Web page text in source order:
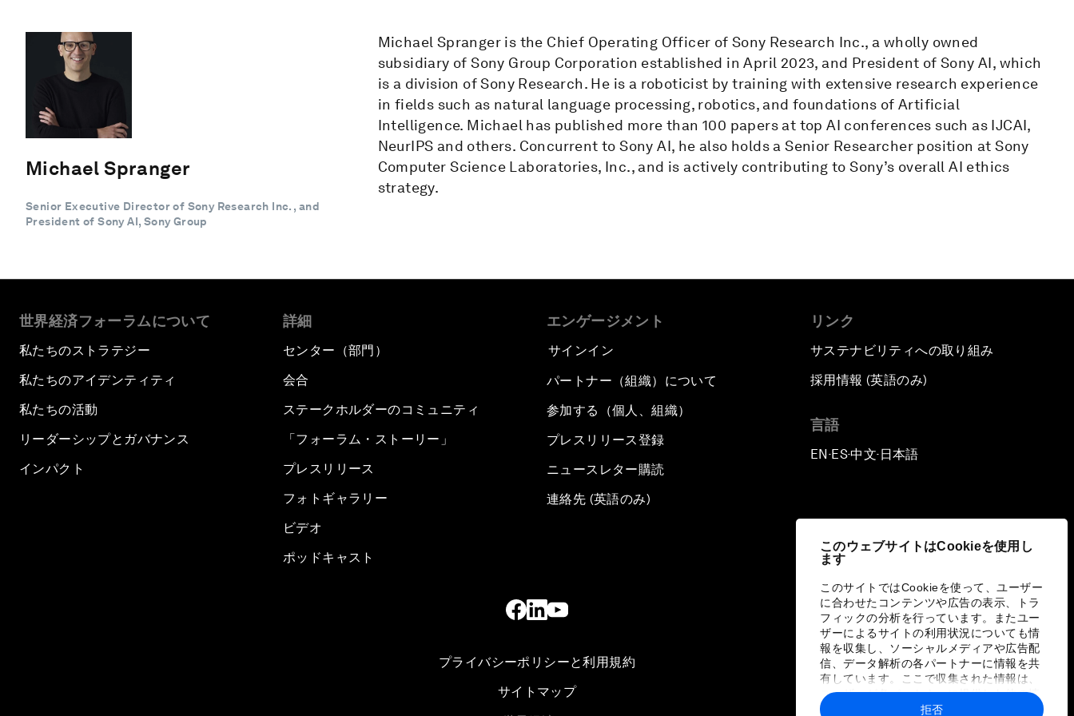
このウェブサイトはCookieを使用し
ます
このサイトではCookieを使って、ユーザー
に合わせたコンテンツや広告の表示、トラ
フィックの分析を行っています。またユー
ザーによるサイトの利用状況についても情
報を収集し、ソーシャルメディアや広告配
信、データ解析の各パートナーに情報を共
有しています。ここで収集された情報は、
ユーザーが各パートナーに提供した他の情
報や各パートナーのサービスを使用した際
拒否
Michael Spranger
Senior Executive Director of Sony Research Inc. , and
President of Sony AI, Sony Group
Michael Spranger is the Chief Operating Officer of Sony Research Inc., a wholly owned
subsidiary of Sony Group Corporation established in April 2023, and President of Sony AI, which
is a division of Sony Research. He is a roboticist by training with extensive research experience
in fields such as natural language processing, robotics, and foundations of Artificial
Intelligence. Michael has published more than 100 papers at top AI conferences such as IJCAI,
NeurIPS and others. Concurrent to Sony AI, he also holds a Senior Researcher position at Sony
Computer Science Laboratories, Inc., and is actively contributing to Sony’s overall AI ethics
strategy.
世界経済フォーラムについて
私たちのストラテジー
私たちのアイデンティティ
私たちの活動
リーダーシップとガバナンス
インパクト
詳細
センター（部門）
会合
ステークホルダーのコミュニティ
「フォーラム・ストーリー」
プレスリリース
フォトギャラリー
ビデオ
ポッドキャスト
エンゲージメント
サインイン
パートナー（組織）について
参加する（個人、組織）
プレスリリース登録
ニュースレター購読
連絡先 (英語のみ)
リンク
サステナビリティへの取り組み
採用情報 (英語のみ)
言語
EN ▪ES▪中文▪ 日本語
プライバシーポリシーと利用規約
サイトマップ